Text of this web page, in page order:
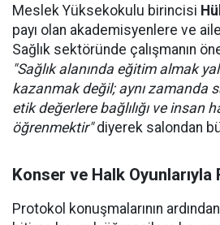
Meslek Yüksekokulu birincisi
payı olan akademisyenlere ve
Sağlık sektöründe çalışmanın
"Sağlık alanında eğitim almak
kazanmak değil; aynı zamanda
etik değerlere bağlılığı ve insan
öğrenmektir"diyerek salondan
Konser ve Halk
Protokol konuşmalarının